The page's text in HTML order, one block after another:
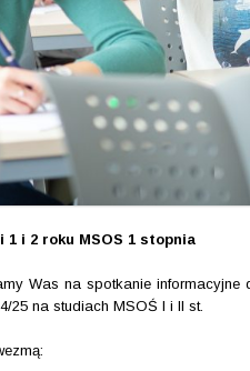
1 i 2 roku MSOS 1 stopnia
Was na spotkanie
25 na studiach MSOŚ I i II st.